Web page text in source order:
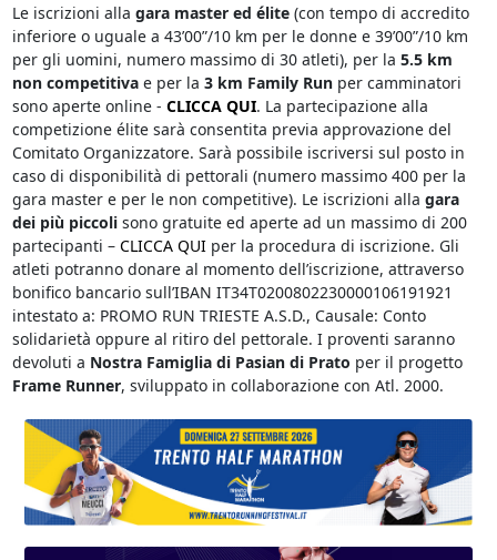
Le iscrizioni alla gara master ed élite(con tempo di accredito
inferiore o uguale a 43’00”/10 km per le donne e 39’00”/10 km
per gli uomini, numero massimo di 30 atleti), per la 5.5 km
non competitivae per la 3 km Family Run per camminatori
sono aperte online - CLICCA QUI. La partecipazione alla
competizione élite sarà consentita previa approvazione del
Comitato Organizzatore. Sarà possibile iscriversi sul posto in
caso di disponibilità di pettorali (numero massimo 400 per la
gara master e per le non competitive). Le iscrizioni alla gara
dei più piccolisono gratuite ed aperte ad un massimo di 200
partecipanti – CLICCA QUIper la procedura di iscrizione. Gli
atleti potranno donare al momento dell’iscrizione, attraverso
bonifico bancario sull’IBAN IT34T0200802230000106191921
intestato a: PROMO RUN TRIESTE A.S.D., Causale: Conto
solidarietà oppure al ritiro del pettorale. I proventi saranno
devoluti a Nostra Famiglia di Pasian di Prato per il progetto
Frame Runner, sviluppato in collaborazione con Atl. 2000.